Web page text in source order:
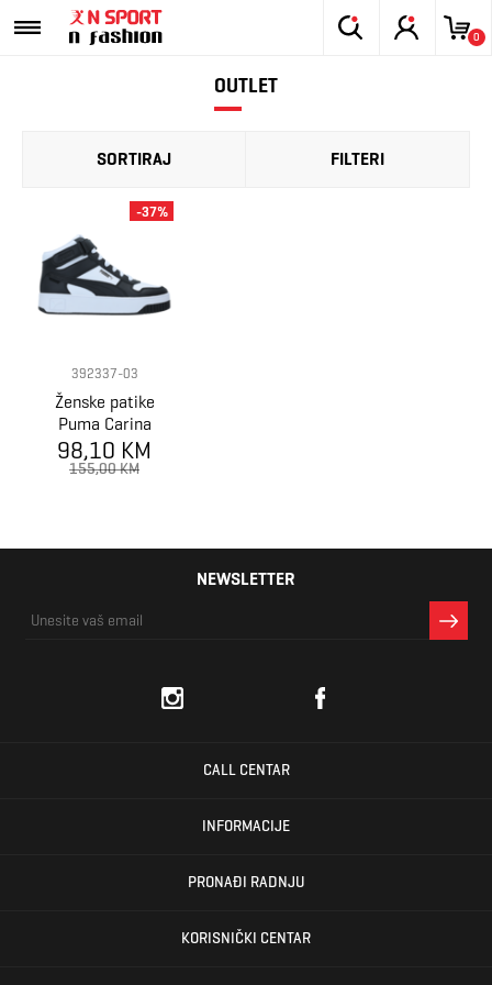
0
OUTLET
SORTIRAJ FILTERI
392337-03
Ženske patike
Puma Carina
Street Mid
98,10 KM
155,00 KM
-37%
NEWSLETTER
CALL CENTAR
INFORMACIJE
PRONAĐI RADNJU
KORISNIČKI CENTAR